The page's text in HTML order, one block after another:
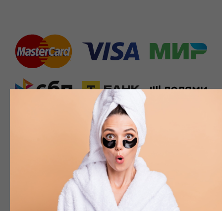
Партнер официального